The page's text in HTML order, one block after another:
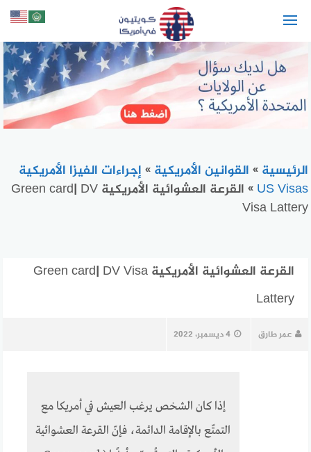
الرئيسية » القوانين الأمريكية »إجراءات الفيزا الأمريكية
US Visas
»
القرعة العشوائية الأمريكية Green card| DV
Visa Lattery
القرعة العشوائية الأمريكية Green card| DV Visa
Lattery
عمر طارق 4 ديسمبر، 2022
إذا كان الشخص يرغب العيش في أمريكا مع
التمتّع بالإقامة الدائمة، فإنّ القرعة العشوائية